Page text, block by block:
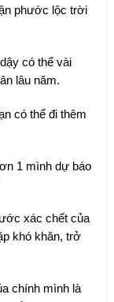
phước lộc trời
có thể vài
lâu năm.
có thể đi thêm
1 mình dự báo
xác chết của
khó khăn, trở
chính mình là